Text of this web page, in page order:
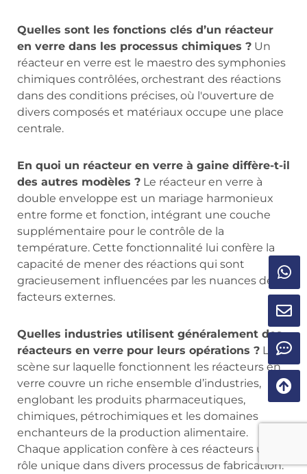
Quelles sont les fonctions clés d’un réacteur
en verre dans les processus chimiques ? Un
réacteur en verre est le maestro des symphonies
chimiques contrôlées, orchestrant des réactions
dans des conditions précises, où l'ouverture de
divers composés et matériaux occupe une place
centrale.
En quoi un réacteur en verre à gaine diffère-t-il
des autres modèles ? Le réacteur en verre à
double enveloppe est un mariage harmonieux
entre forme et fonction, intégrant une couche
supplémentaire pour le contrôle de la
température. Cette fonctionnalité lui confère la
capacité de mener des réactions qui sont
gracieusement influencées par les nuances des
facteurs externes.
Quelles industries utilisent généralement des
réacteurs en verre pour leurs opérations ? La
scène sur laquelle fonctionnent les réacteurs en
verre couvre un riche ensemble d’industries,
englobant les produits pharmaceutiques,
chimiques, pétrochimiques et les domaines
enchanteurs de la production alimentaire.
Chaque application confère à ces réacteurs un
rôle unique dans divers processus de fabrication.